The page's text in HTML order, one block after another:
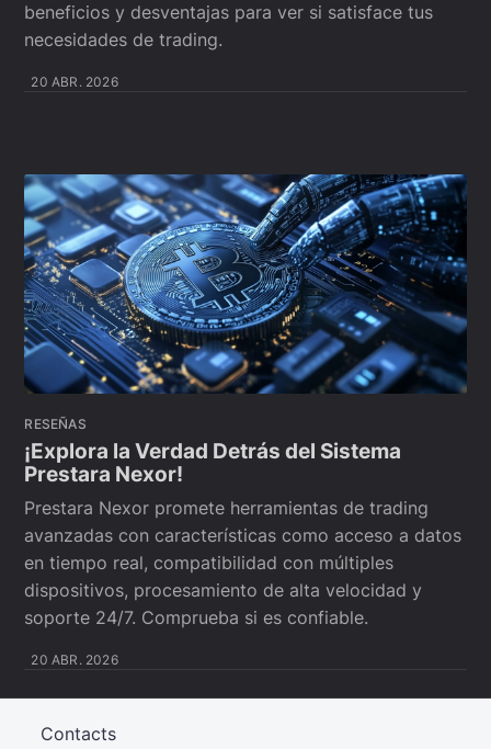
beneficios y desventajas para ver si satisface tus
necesidades de trading.
20 ABR. 2026
RESEÑAS
¡Explora la Verdad Detrás del Sistema
Prestara Nexor!
Prestara Nexor promete herramientas de trading
avanzadas con características como acceso a datos
en tiempo real, compatibilidad con múltiples
dispositivos, procesamiento de alta velocidad y
soporte 24/7. Comprueba si es confiable.
20 ABR. 2026
Contacts